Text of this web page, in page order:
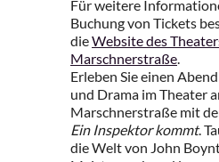
Für weitere
Buchung von Tickets
dieWebsite des
Marschnerstraße.
Erleben Sie einen
und Drama im Theater
Marschnerstraße mit
Ein Inspektor kommt.
die Welt von John